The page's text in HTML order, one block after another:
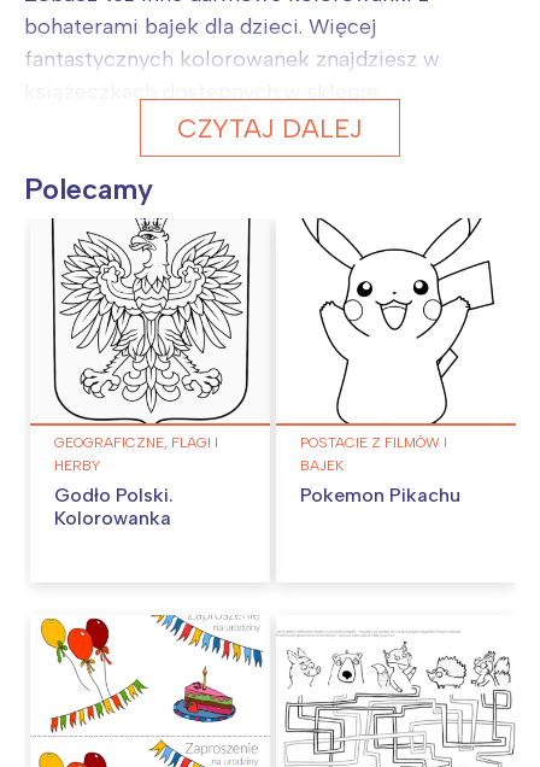
bohaterami bajek dla dzieci. Więcej
fantastycznych kolorowanek znajdziesz w
CZYTAJ DALEJ
Polecamy
GEOGRAFICZNE, FLAGI I
HERBY
Godło Polski.
Kolorowanka
POSTACIE Z FILMÓW I
BAJEK
Pokemon Pikachu